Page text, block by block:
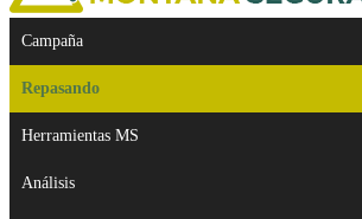
Campaña
Repasando
Herramientas MS
Análisis